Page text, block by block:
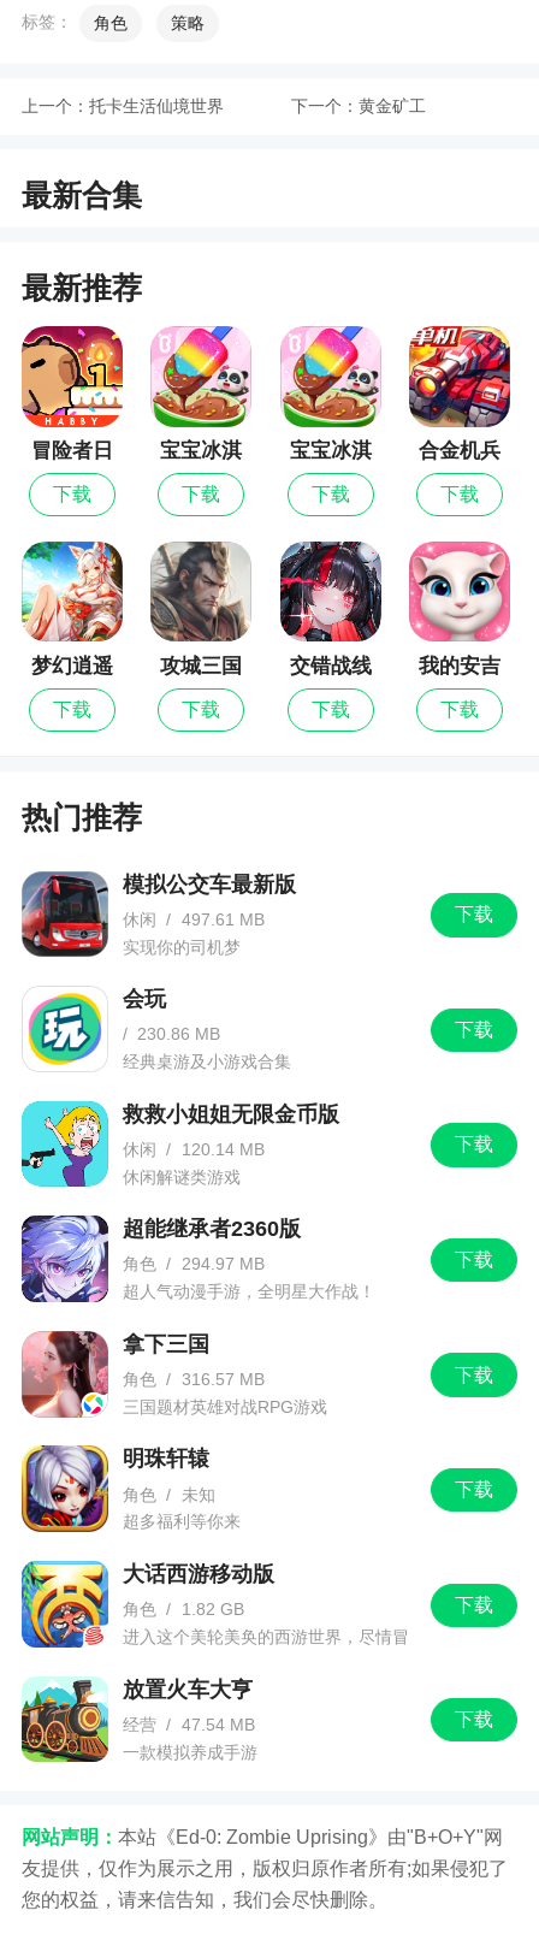
荒岛上，这里有着众多凶猛的野兽，你需要制作各
2、大家可以在游戏中进行孤岛探险，游戏的画
类资源，无论是建造、战斗、食物、淡水，都需要
更新日志
友情技能支援 - 2 正式上线！当「友情支援 -
1」总等级达到200级时即可解锁。
1」总等级达到300级时即可解锁。
标签： 角色 策略
上一个： 托卡生活仙境世界 下一个： 黄金矿工
最新合集
最新推荐
冒险者日
记
下载
宝宝冰淇
淋工厂最
新版
下载
宝宝冰淇
淋工厂
下载
合金机兵
下载
梦幻逍遥
下载
攻城三国
下载
交错战线
下载
我的安吉
拉
下载
热门推荐
下载
模拟公交车最新版
休闲 / 497.61 MB
实现你的司机梦
下载
会玩
/ 230.86 MB
经典桌游及小游戏合集
下载
救救小姐姐无限金币版
休闲 /
120.14 MB
休闲解谜类游戏
下载
超能继承者2360版
角色 / 294.97 MB
超人气动漫手游，全明星大作战！
下载
拿下三国
角色 / 316.57 MB
三国题材英雄对战RPG游戏
下载
明珠轩辕
角色 /
未知
超多福利等你来
下载
大话西游移动版
角色 /
1.82 GB
进入这个美轮美奂的西游世界，尽情冒
下载
放置火车大亨
经营 / 47.54 MB
一款模拟养成手游
网站声明： 本站《Ed-0: Zombie Uprising》由"B+O+Y"网
友提供，仅作为展示之用，版权归原作者所有;如果侵犯了
您的权益，请来信告知，我们会尽快删除。